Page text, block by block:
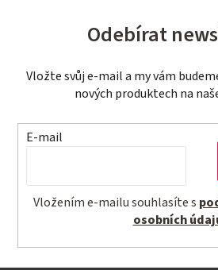
Odebírat
Vložte svůj e-mail a my vám
nových produktech na
E-mail
Vložením e-mailu souhlasíte s
osobních